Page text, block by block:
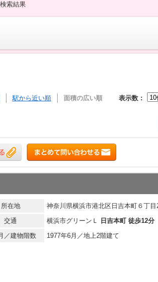
索結果
駅から近い順 面積の広い順 表示数：
所在地
神奈川県横浜市港北区日吉本町６丁目
交通
横浜市グリーンＬ
日吉本町 徒歩12分
／建物階数
1977年6月／地上2階建て